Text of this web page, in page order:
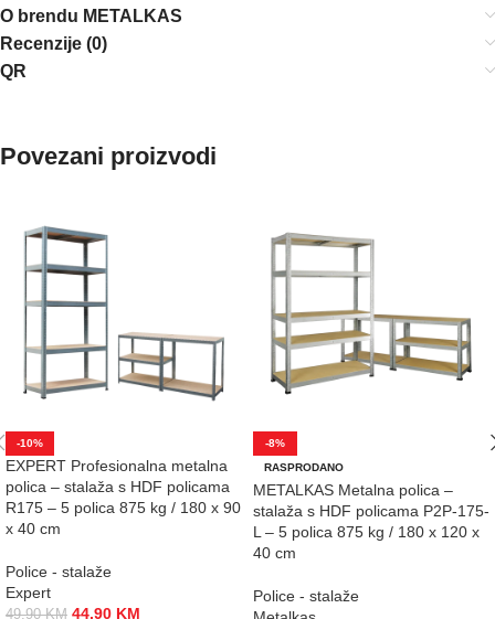
O brendu METALKAS
Recenzije (0)
QR
Povezani proizvodi
-10%
EXPERT Profesionalna metalna
polica – stalaža s HDF policama
R175 – 5 polica 875 kg / 180 x 90
x 40 cm
Police - stalaže
Expert
49,90KM 44,90 KM
-8%
RASPRODANO
METALKAS Metalna polica –
stalaža s HDF policama P2P-175-
L – 5 polica 875 kg / 180 x 120 x
40 cm
Police - stalaže